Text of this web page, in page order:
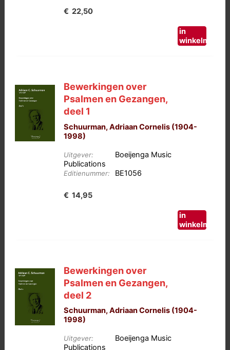
€ 22,50
in
winkelmand
Bewerkingen over
Psalmen en Gezangen,
deel 1
Schuurman, Adriaan Cornelis (1904-
1998)
Uitgever:
Boeijenga Music
Publications
Editienummer: BE1056
€ 14,95
in
winkelmand
Bewerkingen over
Psalmen en Gezangen,
deel 2
Schuurman, Adriaan Cornelis (1904-
1998)
Uitgever:
Boeijenga Music
Publications